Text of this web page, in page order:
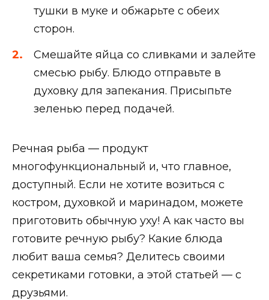
тушки в муке и обжарьте с обеих
сторон.
Смешайте яйца со сливками и залейте
смесью рыбу. Блюдо отправьте в
духовку для запекания. Присыпьте
зеленью перед подачей.
Речная рыба — продукт
многофункциональный и, что главное,
доступный. Если не хотите возиться с
костром, духовкой и маринадом, можете
приготовить обычную уху! А как часто вы
готовите речную рыбу? Какие блюда
любит ваша семья? Делитесь своими
секретиками готовки, а этой статьей — с
друзьями.